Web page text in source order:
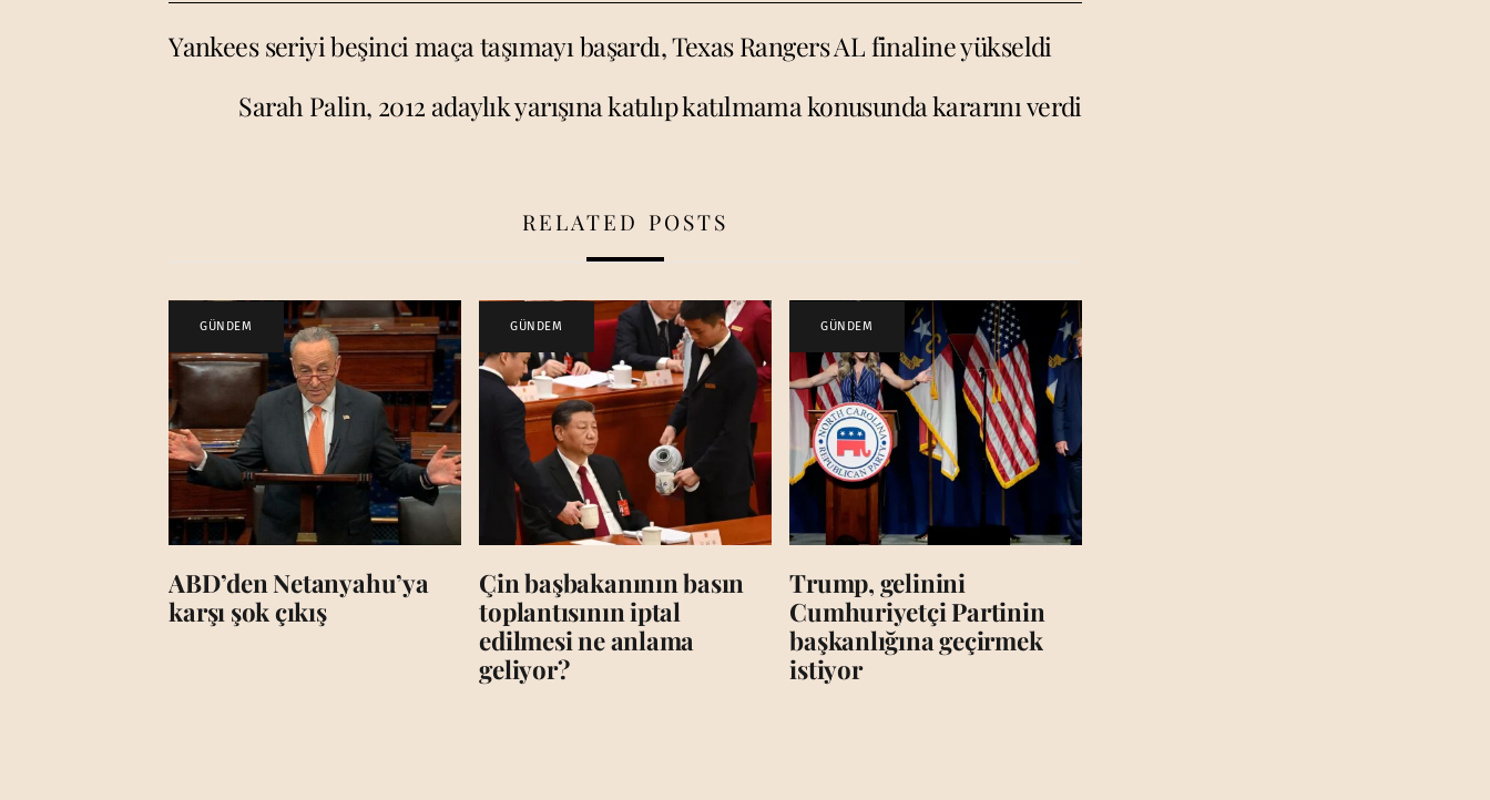
Yankees seriyi beşinci maça taşımayı başardı, Texas Rangers AL finaline yükseldi
Sarah Palin, 2012 adaylık yarışına katılıp katılmama konusunda kararını verdi
RELATED POSTS
GÜNDEM
ABD’den Netanyahu’ya
karşı şok çıkış
GÜNDEM
Çin başbakanının basın
toplantısının iptal
edilmesi ne anlama
geliyor?
GÜNDEM
Trump, gelinini
Cumhuriyetçi Partinin
başkanlığına geçirmek
istiyor